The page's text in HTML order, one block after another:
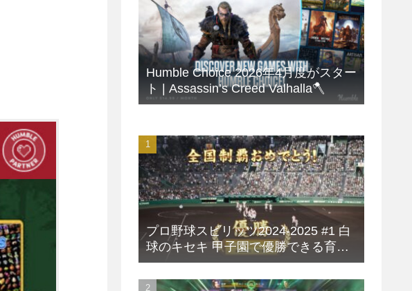
Humble Choice 2026年4月度がスター
ト | Assassin’s Creed Valhalla🪓
プロ野球スピリッツ2024-2025 #1 白
球のキセキ 甲子園で優勝できる育成
方法